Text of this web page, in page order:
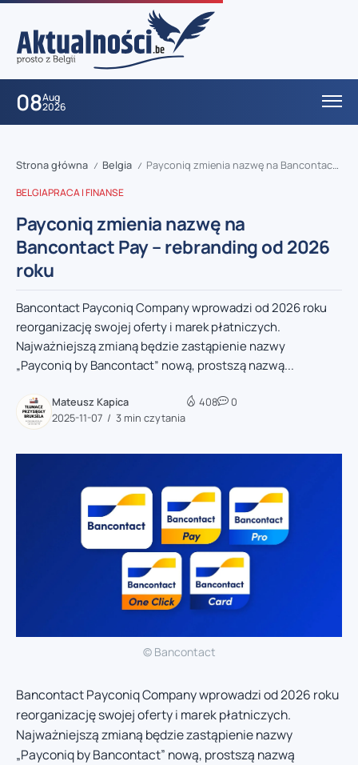
08Aug
2026
Strona główna / Belgia / Payconiq zmienia nazwę na Bancontact Pay – rebranding od 2026 roku
BELGIAPRACA I FINANSE
Payconiq zmienia nazwę na
Bancontact Pay – rebranding od 2026
roku
Bancontact Payconiq Company wprowadzi od 2026 roku
reorganizację swojej oferty i marek płatniczych.
Najważniejszą zmianą będzie zastąpienie nazwy
„Payconiq by Bancontact” nową, prostszą nazwą...
Mateusz Kapica
2025-11-07
3 min czytania
408 0
© Bancontact
Bancontact Payconiq Company wprowadzi od 2026 roku
reorganizację swojej oferty i marek płatniczych.
Najważniejszą zmianą będzie zastąpienie nazwy
„Payconiq by Bancontact” nową, prostszą nazwą